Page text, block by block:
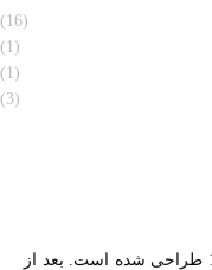
(16)
(1)
(1)
(3)
فروشگاه اینترنتی مستر تشک در سال 1400 طراحی شده است. بعد از